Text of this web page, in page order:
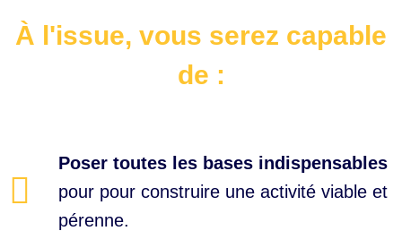
À l'issue, vous serez capable
de :
Poser toutes les bases indispensables
pour pour construire une activité viable et
pérenne.